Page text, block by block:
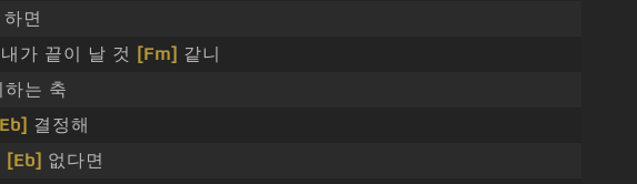
면
가 끝이 날 것 [Fm] 같니
는 축
결정해
[Eb] 없다면